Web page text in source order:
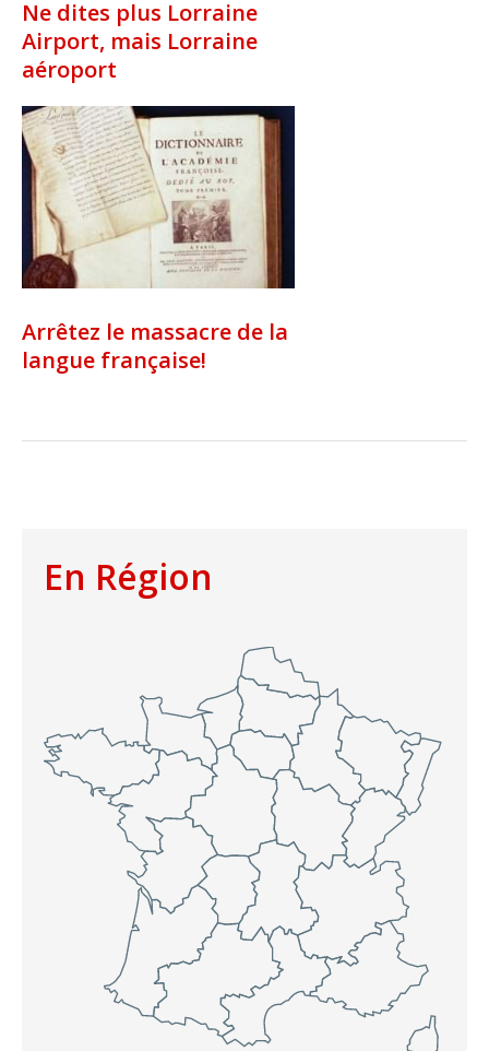
Ne dites plus Lorraine
Airport, mais Lorraine
aéroport
Arrêtez le massacre de la
langue française!
En Région